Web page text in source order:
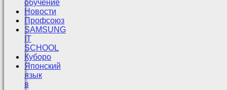
обучение
Новости
Профсоюз
SAMSUNG
IT
SCHOOL
Куборо
Японский
язык
в